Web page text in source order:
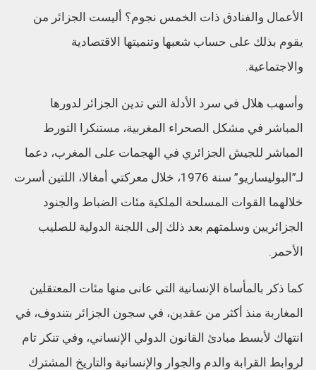
الأعمال والفنادق ذات الخمس نجوم؟ أليست الجزائر من
يقوم بذلك على حساب شعبها وتنميتها الاقتصادية
والاجتماعية.
وأسهب هلال في سرد الأدلة التي تدين الجزائر لدورها
المباشر في مشكل الصحراء المغربية، مستنكرا التورط
المباشر للجيش الجزائري في الهجمات على المغرب، دعما
لـ”البوليساريو” سنة 1976، خلال معركتي أمغالا، اللتين أسرت
خلالهما القوات المسلحة الملكية مئات الضباط والجنود
الجزائريين وسلمتهم بعد ذلك إلى اللجنة الدولية للصليب
الأحمر.
كما ذكر بالمأساة الإنسانية التي عانى منها مئات المعتقلين
المغاربة منذ أكثر من عقدين، في سجون الجزائر بتندوف، في
انتهاك لأبسط مبادئ القانون الدولي الإنساني، وفي تنكر تام
لروابط القرابة والدم والجوار والإنسانية والتاريخ المشترك